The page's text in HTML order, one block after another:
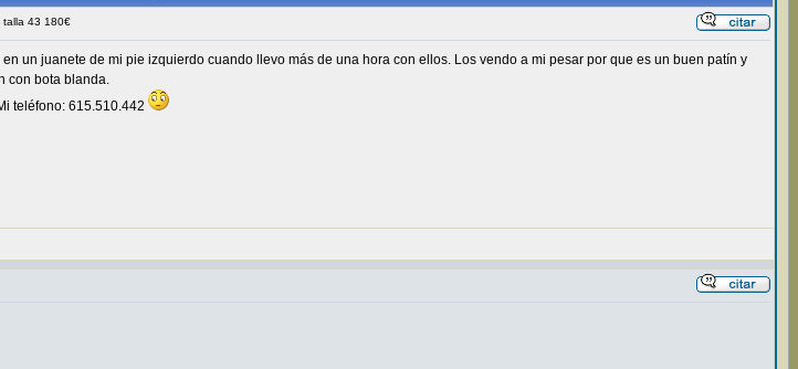
talla 43 180€
un juanete de mi pie izquierdo cuando llevo más de una hora con ellos. Los vendo a mi pesar por que es un buen patín y
con bota blanda.
teléfono: 615.510.442